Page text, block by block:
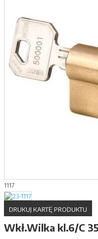
1117
DRUKUJ KARTĘ PRODUKTU
Wkł.Wilka kl.6/C